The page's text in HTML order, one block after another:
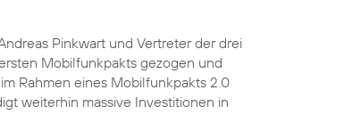
Pinkwart und Vertreter der drei
Mobilfunkpakts gezogen und
Rahmen eines Mobilfunkpakts 2.0
weiterhin massive Investitionen in